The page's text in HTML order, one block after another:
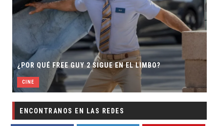
¿POR QUÉ FREE GUY 2 SIGUE EN EL LIMBO?
CINE
ENCONTRANOS EN LAS REDES